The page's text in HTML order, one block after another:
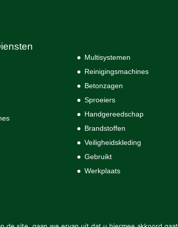
Multisystemen
Reinigingsmachines
Betonzagen
Sproeiers
Handgereedschap
Brandstoffen
Veiligheidskleding
Gebruikt
Werkplaats